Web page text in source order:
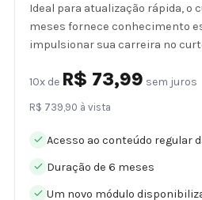
Ideal para atualização rápida, o
meses fornece conhecimento
impulsionar sua carreira no
10x de R$ 73,99 sem juros
R$ 739,90 à vista
Acesso ao conteúdo regular
Duração de 6 meses
Um novo módulo